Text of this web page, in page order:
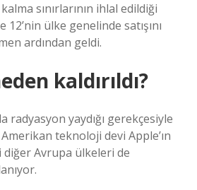
sınırlarının ihlal edildiği
ülke genelinde satışını
ardından geldi.
kaldırıldı?
radyasyon yaydığı gerekçesiyle
Amerikan teknoloji devi Apple’ın
diğer Avrupa ülkeleri de